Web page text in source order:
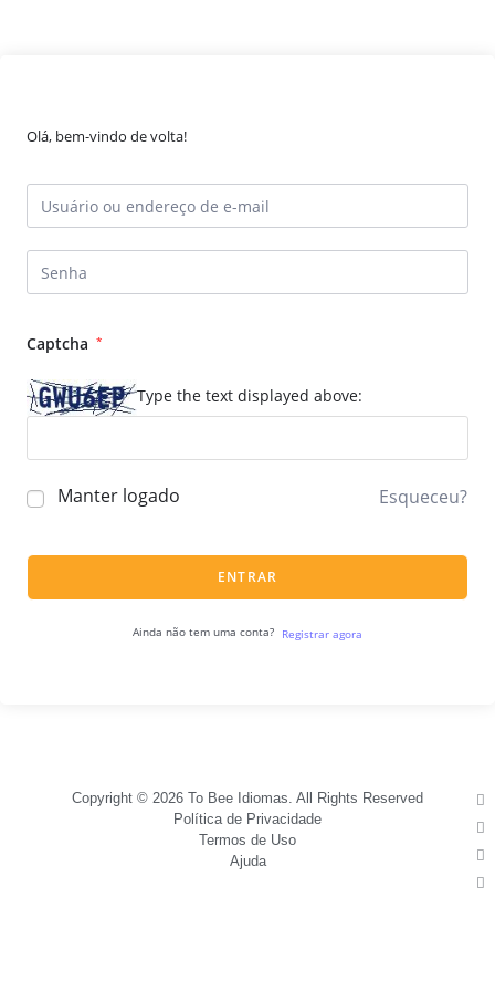
Olá, bem-vindo de volta!
Captcha *
Type the text displayed above:
Manter logado Esqueceu?
ENTRAR
Ainda não tem uma conta? Registrar agora
Copyright © 2026 To Bee Idiomas. All Rights Reserved
Política de Privacidade
Termos de Uso
Ajuda